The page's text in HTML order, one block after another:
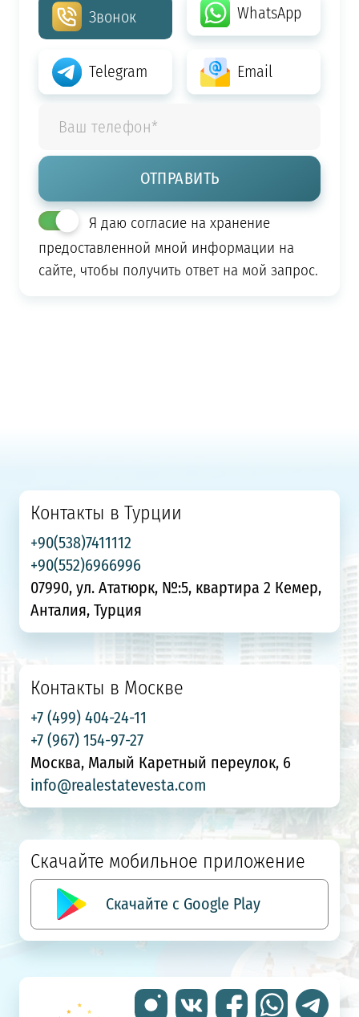
Звонок WhatsApp
Telegram Email
Я даю согласие на хранение
предоставленной мной информации на
сайте, чтобы получить ответ на мой запрос.
Контакты в Турции
+90(538)7411112
+90(552)6966996
07990, ул. Ататюрк, №:5, квартира 2 Кемер,
Анталия, Турция
Контакты в Москве
+7 (499) 404-24-11
+7 (967) 154-97-27
Москва, Малый Каретный переулок, 6
info@realestatevesta.com
Скачайте мобильное приложение
Скачайте с Google Play